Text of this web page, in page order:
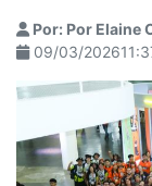
Por: Por Elaine
09/03/